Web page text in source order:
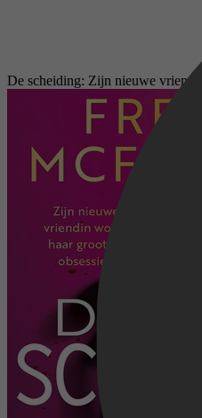
De scheiding: Zijn nieuwe